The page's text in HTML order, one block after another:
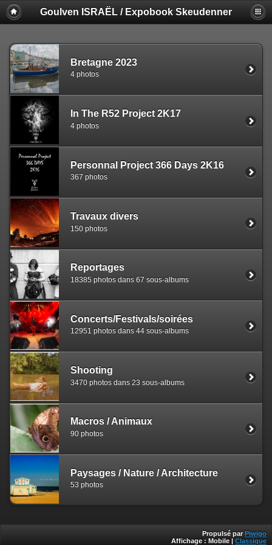
Goulven ISRAËL / Expobook Skeudenner
Bretagne 2023
4 photos
In The R52 Project 2K17
4 photos
Personnal Project 366 Days 2K16
367 photos
Travaux divers
150 photos
Reportages
18385 photos dans 67 sous-albums
Concerts/Festivals/soirées
12951 photos dans 44 sous-albums
Shooting
3470 photos dans 23 sous-albums
Macros / Animaux
90 photos
Paysages / Nature / Architecture
53 photos
Propulsé par Piwigo
Affichage : Mobile Classique